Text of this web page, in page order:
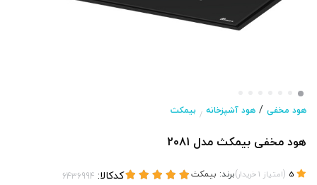
هود مخفی / هود آشپزخانه / بیمکث
هود مخفی بیمکث مدل 2081
(امتیاز 1خریدار)برند: بیمکث کدکالا: